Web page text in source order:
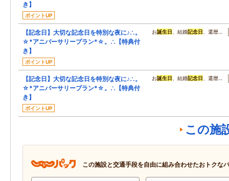
き】
ポイントUP
【記念日】大切な記念日を特別な夜に♪∴。
☆*アニバーサリープラン*☆。∴【特典付
き】
ポイントUP
お誕生日 、結婚記念日 、還暦…
【記念日】大切な記念日を特別な夜に♪∴。
☆*アニバーサリープラン*☆。∴【特典付
き】
ポイントUP
お誕生日 、結婚記念日 、還暦…
この施
この施設と交通手段を自由に組み合わせたおトクな